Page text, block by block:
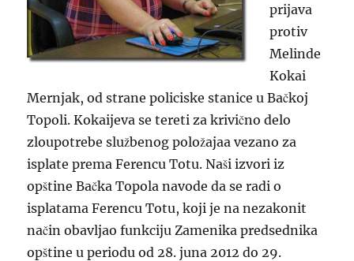
prijava
protiv
Melinde
Kokai
Mernjak, od strane policiske stanice u Bačkoj
Topoli. Kokaijeva se tereti za krivično delo
zloupotrebe službenog položajaa vezano za
isplate prema Ferencu Totu. Naši izvori iz
opštine Bačka Topola navode da se radi o
isplatama Ferencu Totu, koji je na nezakonit
način obavljao funkciju Zamenika predsednika
opštine u periodu od 28. juna 2012 do 29.